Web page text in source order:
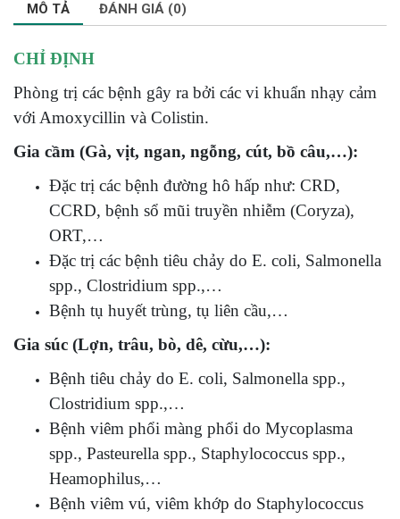
MÔ TẢ ĐÁNH GIÁ (0)
CHỈ ĐỊNH
Phòng trị các bệnh gây ra bởi các vi khuẩn nhạy cảm
với Amoxycillin và Colistin.
Gia cầm (Gà, vịt, ngan, ngỗng, cút, bồ câu,…):
Đặc trị các bệnh đường hô hấp như: CRD,
CCRD, bệnh sổ mũi truyền nhiễm (Coryza),
ORT,…
Đặc trị các bệnh tiêu chảy do E. coli, Salmonella
spp., Clostridium spp.,…
Bệnh tụ huyết trùng, tụ liên cầu,…
Gia súc (Lợn, trâu, bò, dê, cừu,…):
Bệnh tiêu chảy do E. coli, Salmonella spp.,
Clostridium spp.,…
Bệnh viêm phổi màng phổi do Mycoplasma
spp., Pasteurella spp., Staphylococcus spp.,
Heamophilus,…
Bệnh viêm vú, viêm khớp do Staphylococcus